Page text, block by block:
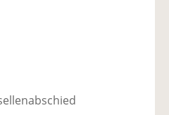
vorhanden
- 17:00(Europe/Berlin)